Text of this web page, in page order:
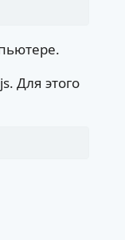
Для этого